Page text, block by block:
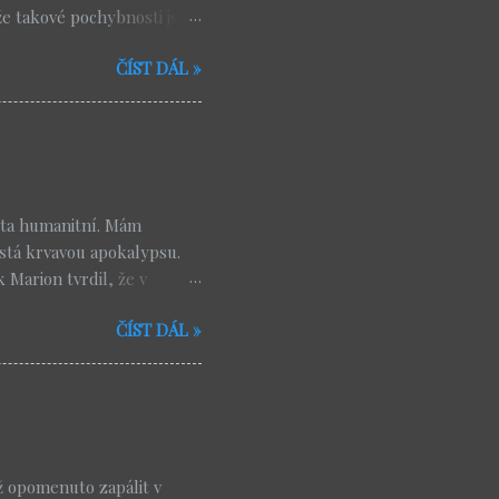
takové pochybnosti jsou
, kde jsem nedávno
. Je to moudrý muž,
A myslím, že jeho
respektuje
ČÍST DÁL »
humanitní. Mám
krvavou apokalypsu.
Marion tvrdil, že v
spisy vyhlížejí násilný
Ehrman), ne
jednu velmi vážnou
ve věčný trest.
ČÍST DÁL »
opomenuto zapálit v